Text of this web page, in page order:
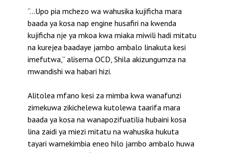
“…Upo pia mchezo wa wahusika kujificha mara
baada ya kosa nap engine husafiri na kwenda
kujificha nje ya mkoa kwa miaka miwili hadi mitatu
na kurejea baadaye jambo ambalo linakuta kesi
imefutwa,” alisema OCD, Shila akizungumza na
mwandishi wa habari hizi.
Alitolea mfano kesi za mimba kwa wanafunzi
zimekuwa zikichelewa kutolewa taarifa mara
baada ya kosa na wanapozifuatilia hubaini kosa
lina zaidi ya miezi mitatu na wahusika hukuta
tayari wamekimbia eneo hilo jambo ambalo huwa